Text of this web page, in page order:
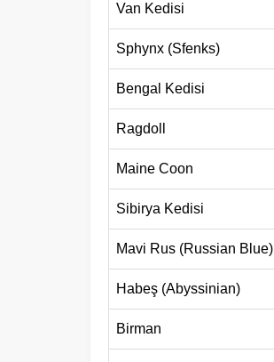
Van Kedisi
Sphynx (Sfenks)
Bengal Kedisi
Ragdoll
Maine Coon
Sibirya Kedisi
Mavi Rus (Russian Blue)
Habeş (Abyssinian)
Birman